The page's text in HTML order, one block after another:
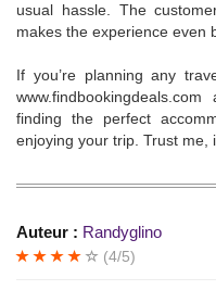
usual hassle. The
makes the experience even
If you’re planning any
finding the perfect
enjoying your trip. Trust me,
Auteur : Randyglino
(4/5)